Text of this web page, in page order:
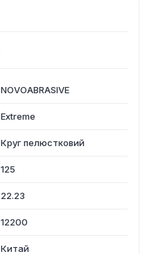
NOVOABRASIVE
Extreme
Круг пелюстковий
125
22.23
12200
Китай